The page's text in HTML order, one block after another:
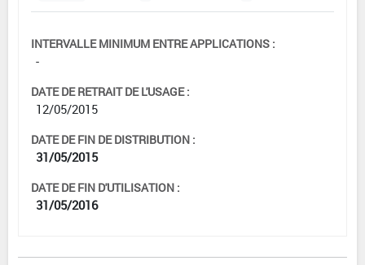
INTERVALLE MINIMUM ENTRE APPLICATIONS :
-
DATE DE RETRAIT DE L'USAGE :
12/05/2015
DATE DE FIN DE DISTRIBUTION :
31/05/2015
DATE DE FIN D'UTILISATION :
31/05/2016